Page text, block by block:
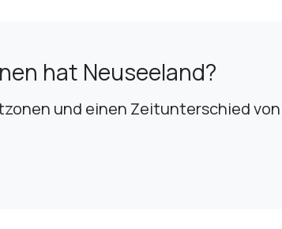
hat Neuseeland?
und einen Zeitunterschied von